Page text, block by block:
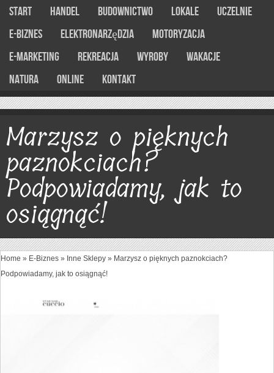
Start Handel Budownictwo Lokale
Uczelnie
E-Biznes
Elektronarzędzia
Motoryzacja
E-marketing
Rekreacja Wyroby
Wakacje
Natura
Online Kontakt
Marzysz o pięknych
paznokciach?
Podpowiadamy, jak to
osiągnąć!
Home » E-Biznes » Inne Sklepy » Marzysz o pięknych paznokciach?
Podpowiadamy, jak to osiągnąć!